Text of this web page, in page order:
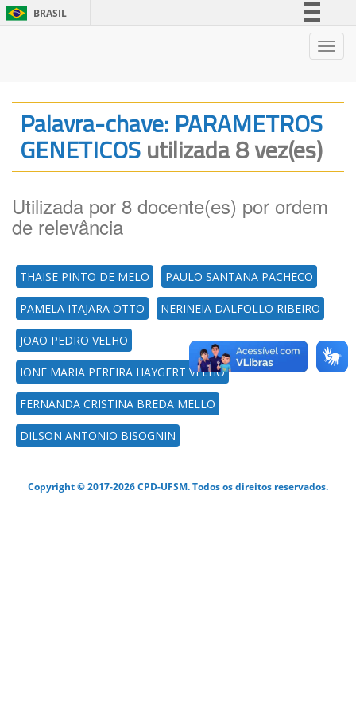
BRASIL
Legislação
Canais
Palavra-chave: PARAMETROS
GENETICOSutilizada 8 vez(es)
Utilizada por 8 docente(es) por ordem
de relevância
THAISE PINTO DE MELO PAULO SANTANA PACHECO
PAMELA ITAJARA OTTO NERINEIA DALFOLLO RIBEIRO
JOAO PEDRO VELHO
IONE MARIA PEREIRA HAYGERT VELHO
FERNANDA CRISTINA BREDA MELLO
DILSON ANTONIO BISOGNIN
Copyright © 2017-2026 CPD-UFSM. Todos os direitos reservados.